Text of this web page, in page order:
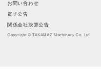
お問い合わせ
電子公告
関係会社決算公告
Copyright © TAKAMAZ Machinery Co.,Ltd